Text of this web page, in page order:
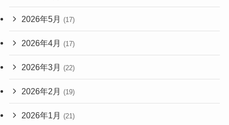
2026年5月 (17)
2026年4月 (17)
2026年3月 (22)
2026年2月 (19)
2026年1月 (21)